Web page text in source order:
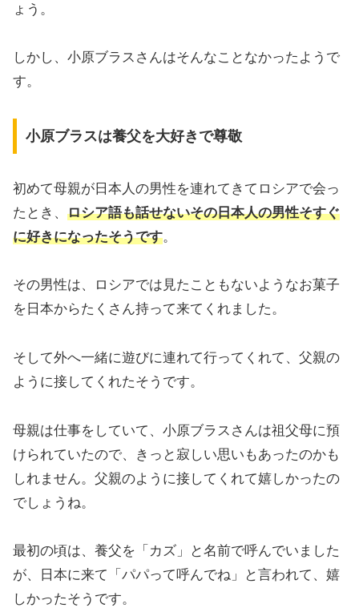
ょう。
しかし、小原ブラスさんはそんなことなかったようで
す。
小原ブラスは養父を大好きで尊敬
初めて母親が日本人の男性を連れてきてロシアで会っ
たとき、 ロシア語も話せないその日本人の男性そすぐ
に好きになったそうです。
その男性は、ロシアでは見たこともないようなお菓子
を日本からたくさん持って来てくれました。
そして外へ一緒に遊びに連れて行ってくれて、父親の
ように接してくれたそうです。
母親は仕事をしていて、小原ブラスさんは祖父母に預
けられていたので、きっと寂しい思いもあったのかも
しれません。父親のように接してくれて嬉しかったの
でしょうね。
最初の頃は、養父を「カズ」と名前で呼んでいました
が、日本に来て「パパって呼んでね」と言われて、嬉
しかったそうです。